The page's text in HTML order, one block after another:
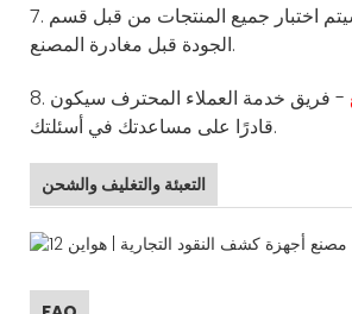
7. اختبار جميع المنتجات من قبل قسم
الجودة قبل مغادرة المصنع.
8. - فريق خدمة العملاء المحترف سيكون
قادرًا على مساعدتك في أسئلتك.
التعبئة والتغليف والشحن